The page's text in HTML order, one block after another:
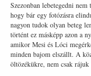
Szezonban lebetegedni
hogy bár egy fotózásra
nagyon tudok olyan beteg
történt ez másképp azon a
amikor Mesi és Lóci
minden bajom elszállt. A
öltözékükre, nem csak